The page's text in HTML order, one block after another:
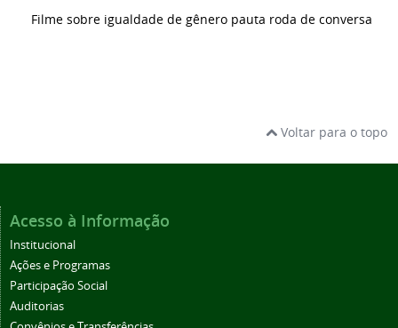
Filme sobre igualdade de gênero pauta roda de conversa
Voltar para o topo
Acesso à Informação
Institucional
Ações e Programas
Participação Social
Auditorias